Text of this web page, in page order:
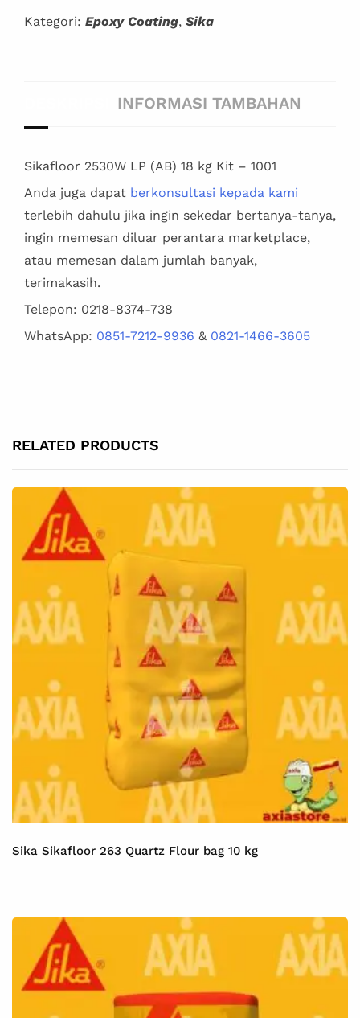
Kategori: Epoxy Coating, Sika
INFORMASI TAMBAHAN
Sikafloor 2530W LP (AB) 18 kg Kit – 1001
Anda juga dapat berkonsultasi kepada kami
terlebih dahulu jika ingin sekedar bertanya-tanya,
ingin memesan diluar perantara marketplace,
atau memesan dalam jumlah banyak,
terimakasih.
Telepon: 0218-8374-738
WhatsApp: 0851-7212-9936 & 0821-1466-3605
RELATED PRODUCTS
Sika Sikafloor 263 Quartz Flour bag 10 kg